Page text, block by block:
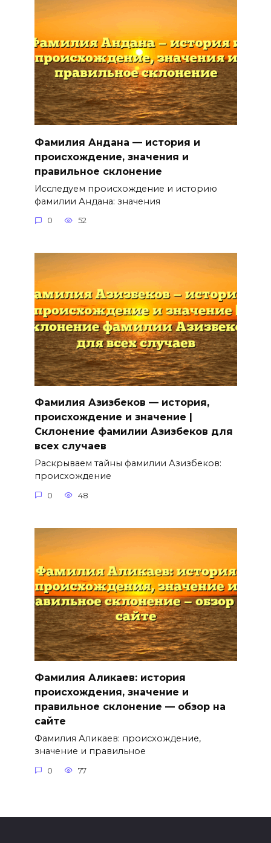
Фамилия Андана — история и
происхождение, значения и
правильное склонение
Исследуем происхождение и историю
фамилии Андана: значения
0 52
Фамилия Азизбеков — история,
происхождение и значение |
Склонение фамилии Азизбеков для
всех случаев
Раскрываем тайны фамилии Азизбеков:
происхождение
0 48
Фамилия Аликаев: история
происхождения, значение и
правильное склонение — обзор на
сайте
Фамилия Аликаев: происхождение,
значение и правильное
0 77